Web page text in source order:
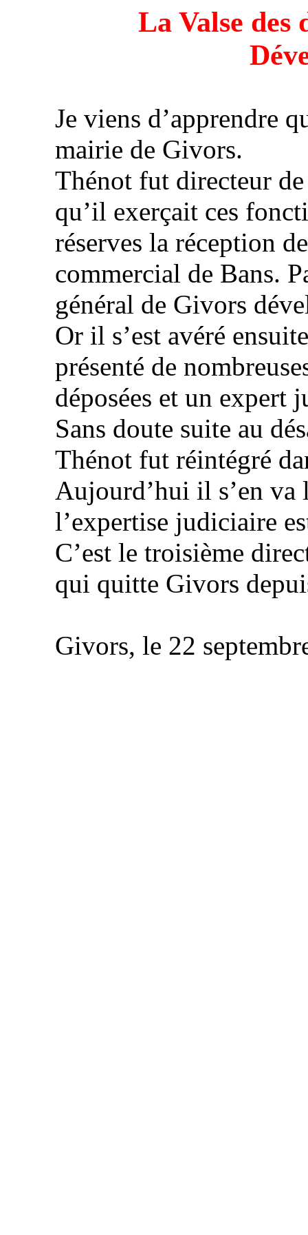
La Valse des
Je viens d’apprendre
mairie de Givors.
Thénot fut directeur
qu’il exerçait ces
réserves la réception
commercial de Bans.
général de Givors
Or il s’est avéré
présenté de
déposées et un expert
Sans doute suite au
Thénot fut réintégré
Aujourd’hui il s’en
l’expertise judiciaire
C’est le troisième
qui quitte Givors
Givors, le 22